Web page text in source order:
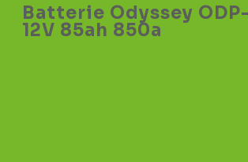
Batterie Odyssey
12V 85ah 850a